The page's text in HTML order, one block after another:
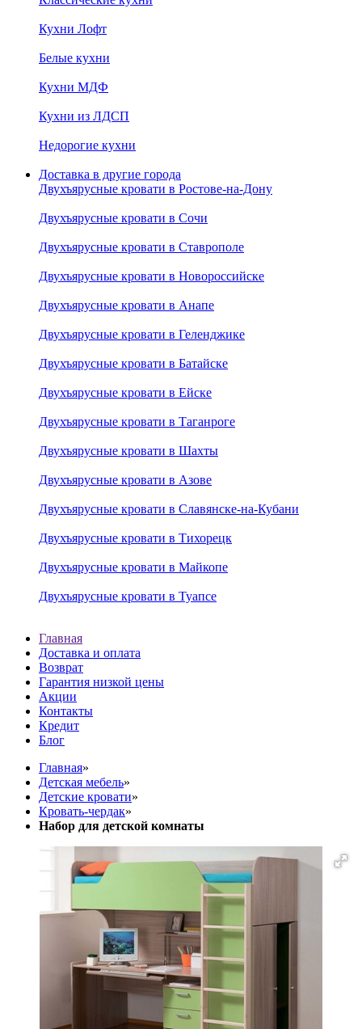
Кухни Лофт
Белые кухни
Кухни МДФ
Кухни из ЛДСП
Недорогие кухни
Доставка в другие города
Двухъярусные кровати в Ростове-на-Дону
Двухъярусные кровати в Сочи
Двухъярусные кровати в Ставрополе
Двухъярусные кровати в Новороссийске
Двухъярусные кровати в Анапе
Двухъярусные кровати в Геленджике
Двухъярусные кровати в Батайске
Двухъярусные кровати в Ейске
Двухъярусные кровати в Таганроге
Двухъярусные кровати в Шахты
Двухъярусные кровати в Азове
Двухъярусные кровати в Славянске-на-Кубани
Двухъярусные кровати в Тихорецк
Двухъярусные кровати в Майкопе
Двухъярусные кровати в Туапсе
Главная
Доставка и оплата
Возврат
Гарантия низкой цены
Акции
Контакты
Кредит
Блог
Главная»
Детская мебель»
Детские кровати»
Кровать-чердак»
Набор для детской комнаты